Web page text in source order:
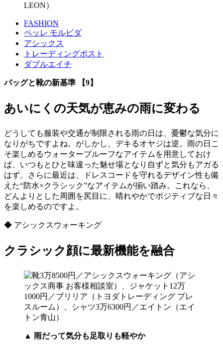
LEON）
FASHION
ペッレ モルビダ
アシックス
トレーディングポスト
ダブルエイチ
バッグと靴の新基準 【9】
あいにくの天気が恵みの雨に変わる
どうしても服装や交通が制限される雨の日は、憂鬱な気分に
なりがちですよね。がしかし、デキるオヤジは逆。雨の日こ
そ楽しめるウォータープルーフなアイテムを用意しておけ
ば、いつもとひと味違った魅せ場となり自ずと気分もアガる
はず。さらに最近は、ドレスコードを守れるデザイン性も備
えた“防水×クラシック”なアイテムが揃い踏み。これなら、
どんよりとした周囲を尻目に、晴れやかでポジティブな日々
を楽しめるのですよ。
◆ アシックスウォーキング
クラシック顔に最新機能を融合
▲ 雨だって気分も足取りも軽やか